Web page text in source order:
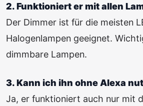
2. Funktioniert er mit allen
Der Dimmer ist für die meisten
Halogenlampen geeignet.
dimmbare Lampen.
3. Kann ich ihn ohne Alexa
Ja, er funktioniert auch nur mit